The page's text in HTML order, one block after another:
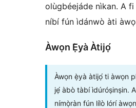
olùgbéejáde nìkan. A
níbí fún ìdánwò àti
Àwọn Ẹ̀yà Àtijọ́
Àwọn ẹ̀yà àtijọ́ ti àwọn
jẹ́ àbò tàbí ìdúróṣinṣin.
nímọ̀ràn fún lílò lórí